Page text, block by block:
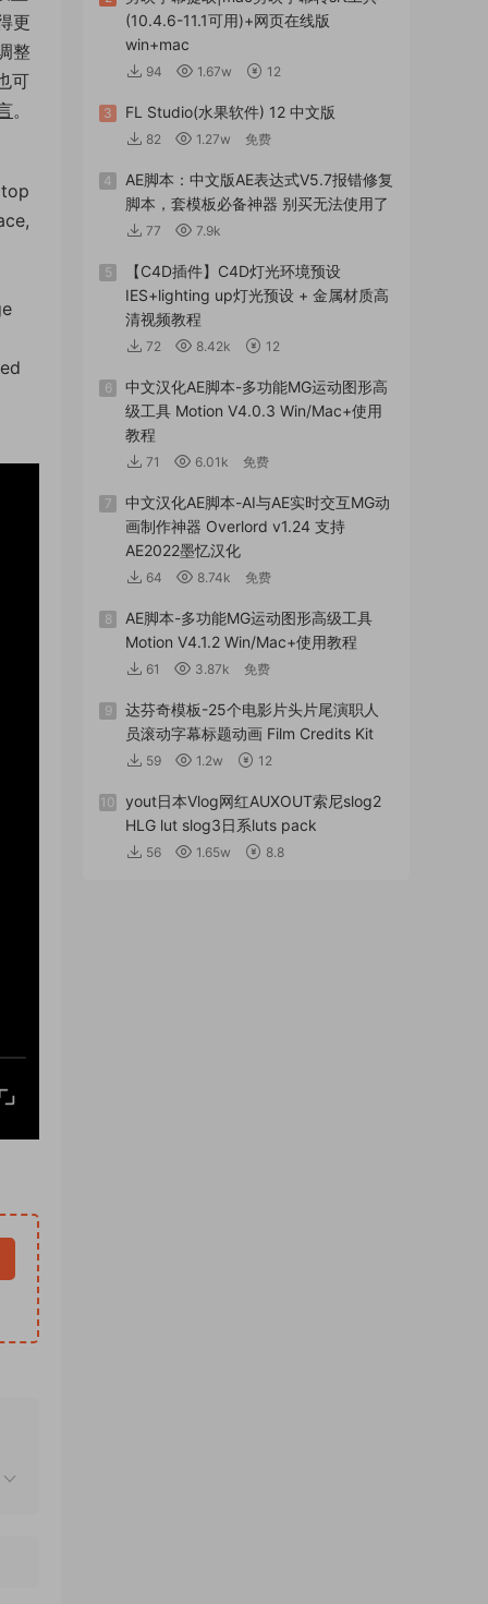
更
整
可
。
(10.4.6-11.1可用)+网页在线版
win+mac
94 1.67w 12
3 FL Studio(水果软件) 12 中文版
82 1.27w 免费
4
AE脚本：中文版AE表达式V5.7报错修复
脚本，套模板必备神器 别买无法使用了
77 7.9k
5
【C4D插件】C4D灯光环境预设
IES+lighting up灯光预设 + 金属材质高
清视频教程
72 8.42k 12
6
中文汉化AE脚本-多功能MG运动图形高
级工具 Motion V4.0.3 Win/Mac+使用
教程
71 6.01k 免费
7
中文汉化AE脚本-AI与AE实时交互MG动
画制作神器 Overlord v1.24 支持
AE2022墨忆汉化
64 8.74k 免费
8
AE脚本-多功能MG运动图形高级工具
Motion V4.1.2 Win/Mac+使用教程
61 3.87k 免费
9
达芬奇模板-25个电影片头片尾演职人
员滚动字幕标题动画 Film Credits Kit
59 1.2w 12
10
yout日本Vlog网红AUXOUT索尼slog2
HLG lut slog3日系luts pack
56 1.65w 8.8